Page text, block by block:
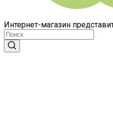
Интернет-магазин